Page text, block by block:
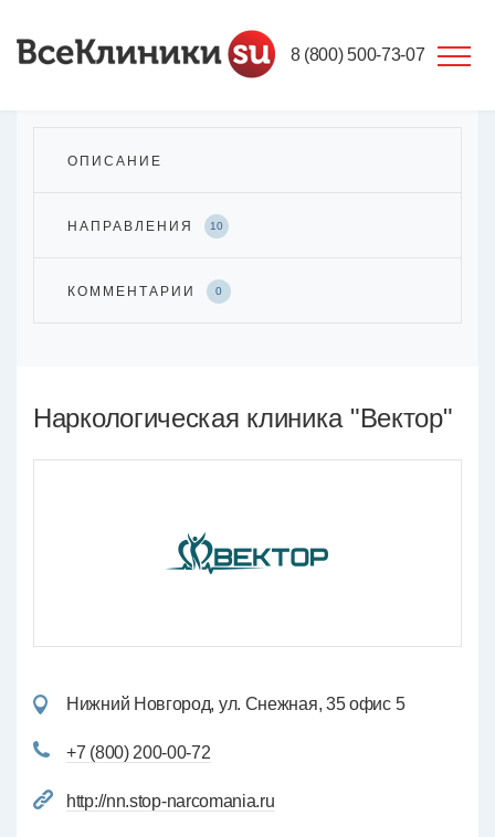
8 (800) 500-73-07
ОПИСАНИЕ
НАПРАВЛЕНИЯ 10
КОММЕНТАРИИ 0
Наркологическая клиника "Вектор"
Нижний Новгород, ул. Снежная, 35 офис 5
+7 (800) 200-00-72
http://nn.stop-narcomania.ru